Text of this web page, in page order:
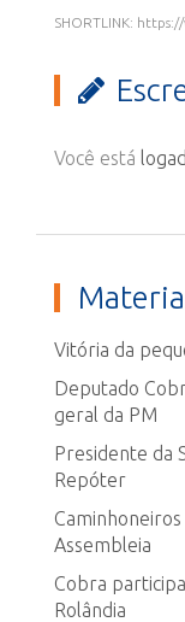
SHORTLINK:
Você está
Vitória da
Deputado
geral da PM
Presidente da
Repóter
Assembleia
Cobra
Rolândia